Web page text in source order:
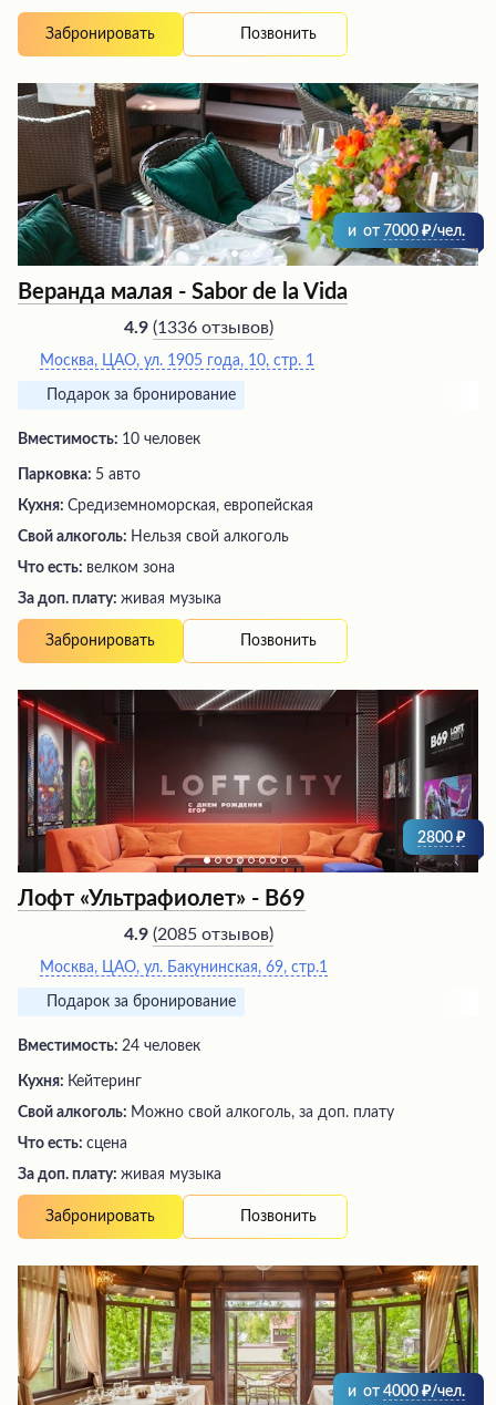
Забронировать Позвонить
и от 7000 /чел.
Веранда малая - Sabor de la Vida
4.9 (1336 отзывов)
Москва, ЦАО, ул. 1905 года, 10, стр. 1
Подарок за бронирование
Вместимость: 10 человек
Парковка: 5 авто
Кухня: Средиземноморская, европейская
Свой алкоголь: Нельзя свой алкоголь
Что есть: велком зона
За доп. плату: живая музыка
Забронировать Позвонить
2800
Лофт «Ультрафиолет» - В69
4.9 (2085 отзывов)
Москва, ЦАО, ул. Бакунинская, 69, стр.1
Подарок за бронирование
Вместимость: 24 человек
Кухня: Кейтеринг
Свой алкоголь: Можно свой алкоголь, за доп. плату
Что есть: сцена
За доп. плату: живая музыка
Забронировать Позвонить
и от 4000
/чел.